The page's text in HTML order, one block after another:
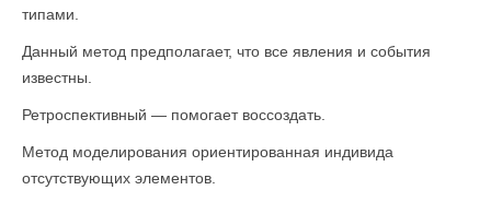
типами.
Данный метод предполагает, что все явления и события
известны.
Ретроспективный — помогает воссоздать.
Метод моделирования ориентированная индивида
отсутствующих элементов.